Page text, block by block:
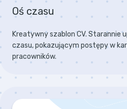
Oś czasu
Kreatywny szablon CV. Starannie
czasu, pokazującym postępy w
pracowników.